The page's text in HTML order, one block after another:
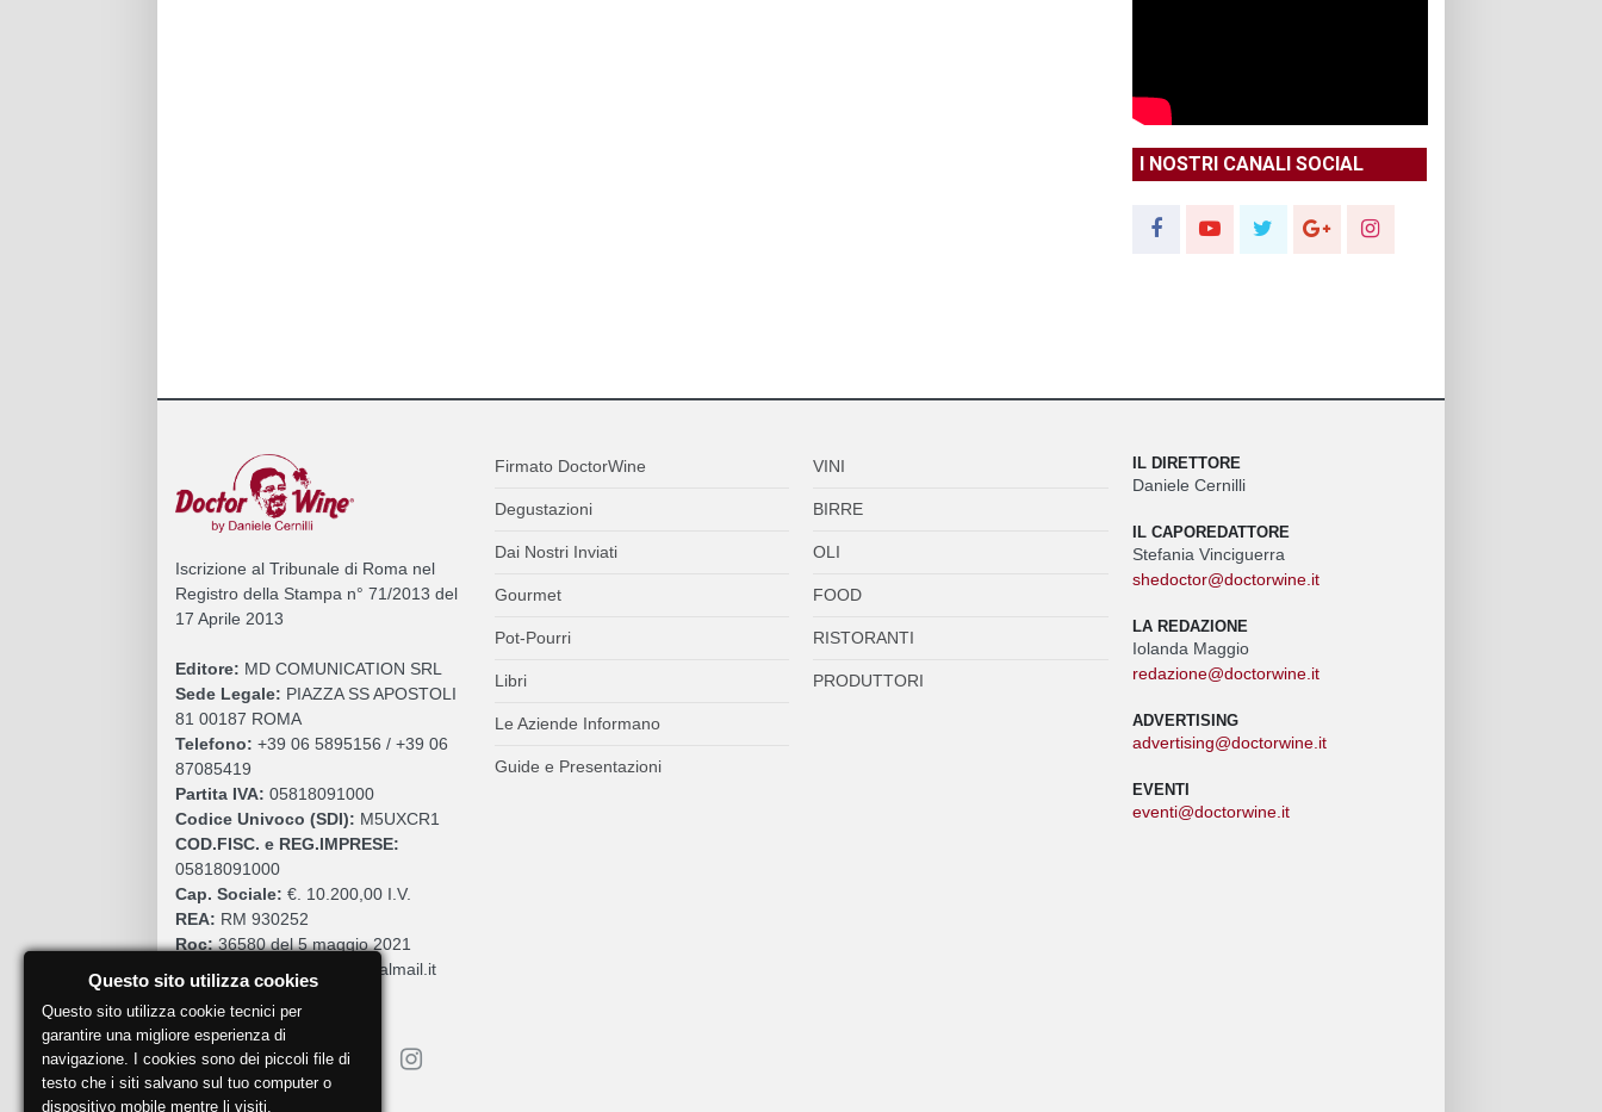
I NOSTRI CANALI SOCIAL
Iscrizione al Tribunale di Roma nel
Registro della Stampa n° 71/2013 del
17 Aprile 2013
Editore: MD COMUNICATION SRL
Sede Legale: PIAZZA SS APOSTOLI
81 00187 ROMA
Telefono: +39 06 5895156 / +39 06
87085419
Partita IVA: 05818091000
Codice Univoco (SDI): M5UXCR1
COD.FISC. e REG.IMPRESE:
05818091000
Cap. Sociale: €. 10.200,00 I.V.
REA: RM 930252
Roc:36580 del 5 maggio 2021
mdcomunication@legalmail.it
Firmato DoctorWine
Degustazioni
Dai Nostri Inviati
Gourmet
Pot-Pourri
Libri
Le Aziende Informano
Guide e Presentazioni
VINI
BIRRE
OLI
FOOD
RISTORANTI
PRODUTTORI
IL DIRETTORE
Daniele Cernilli
IL CAPOREDATTORE
Stefania Vinciguerra
shedoctor@doctorwine.it
LA REDAZIONE
Iolanda Maggio
redazione@doctorwine.it
ADVERTISING
advertising@doctorwine.it
EVENTI
eventi@doctorwine.it
Questo sito utilizza cookies
Questo sito utilizza cookie tecnici per
garantire una migliore esperienza di
navigazione. I cookies sono dei piccoli file di
testo che i siti salvano sul tuo computer o
dispositivo mobile mentre li visiti.